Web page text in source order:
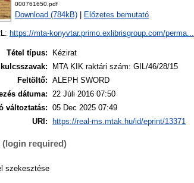
000761650.pdf
Download (784kB) Előzetes bemutató
https://mta-konyvtar.primo.exlibrisgroup.com/perma...
Tétel típus:
Kézirat
MTA KIK raktári szám: GIL/46/28/15
Feltöltő: ALEPH SWORD
dátuma: 22 Júli 2016 07:50
változtatás:
05 Dec 2025 07:49
URI:
https://real-ms.mtak.hu/id/eprint/13371
(login required)
szekesztése